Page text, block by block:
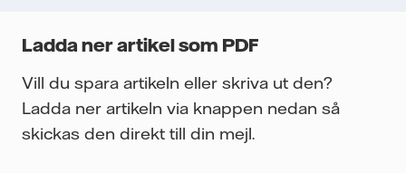
Ladda ner artikel som PDF
Vill du spara artikeln eller skriva ut den?
Ladda ner artikeln via knappen nedan så
skickas den direkt till din mejl.